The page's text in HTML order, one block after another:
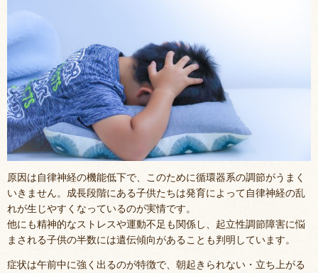
原因は自律神経の機能低下で、このために循環器系の調節がうまく
いきません。成長段階にある子供たちは発育によって自律神経の乱
れが生じやすくなっているのが実情です。
他にも精神的なストレスや運動不足も関係し、起立性調節障害に悩
まされる子供の半数には遺伝傾向があることも判明しています。
症状は午前中に強く出るのが特徴で、朝起きられない・立ち上がる